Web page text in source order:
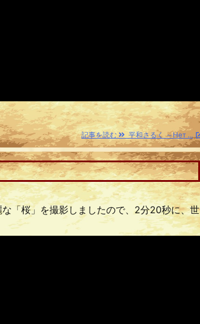
記事を読む 平和さるく ～Hет ...
「桜」を撮影しましたので、2分20秒に、世